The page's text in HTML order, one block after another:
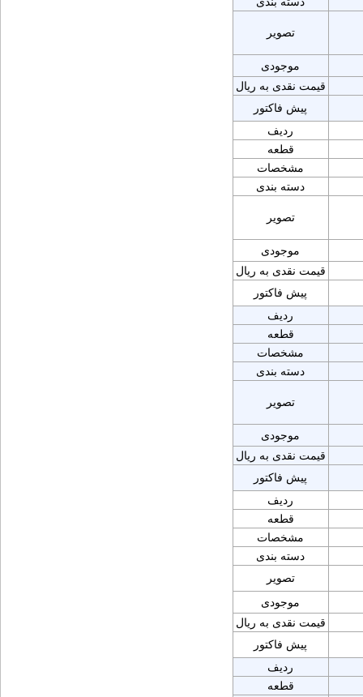
تصویر
موجودی
قیمت نقدی به ریال
پیش فاکتور
ردیف
قطعه
مشخصات
دسته بندی
تصویر
موجودی
قیمت نقدی به ریال
پیش فاکتور
ردیف
قطعه
مشخصات
دسته بندی
تصویر
موجودی
قیمت نقدی به ریال
پیش فاکتور
ردیف
قطعه
مشخصات
دسته بندی
تصویر
موجودی
قیمت نقدی به ریال
پیش فاکتور
ردیف
قطعه